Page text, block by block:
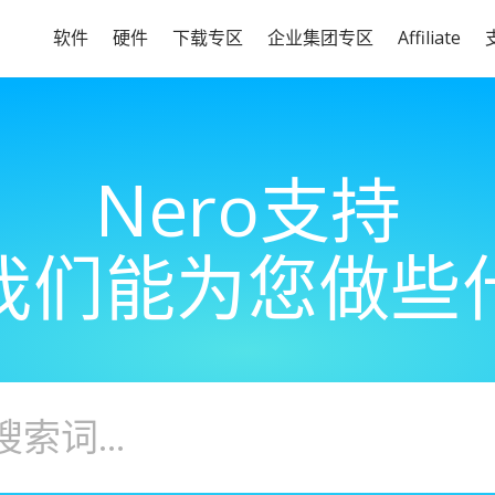
软件 硬件 下载专区 企业集团专区 Affiliate
Nero支持
们能为您做些